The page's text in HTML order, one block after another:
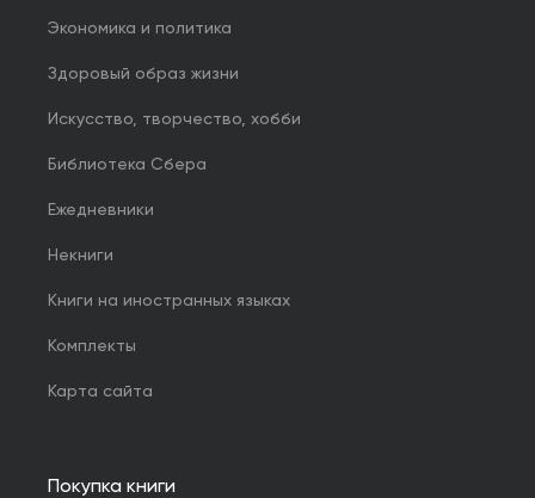
Экономика и политика
Здоровый образ жизни
Искусство, творчество, хобби
Библиотека Сбера
Ежедневники
Некниги
Книги на иностранных языках
Комплекты
Карта сайта
Покупка книги